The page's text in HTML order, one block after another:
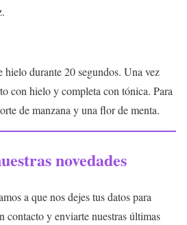
durante 20 segundos. Una vez
con hielo y completa con tónica. Para
de manzana y una flor de menta.
novedades
a que nos dejes tus datos para
contacto y enviarte nuestras últimas